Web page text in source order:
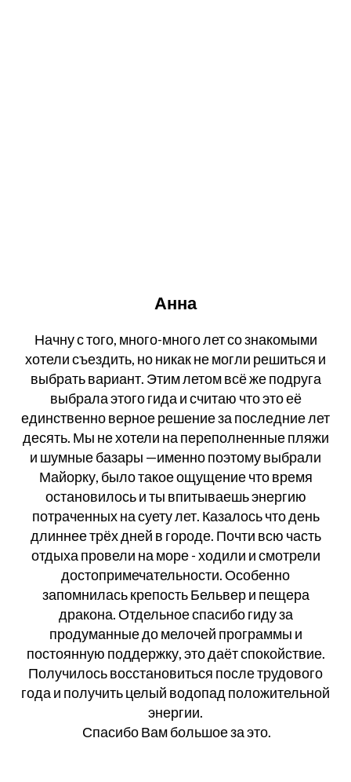
Анна
Начну с того, много-много лет со знакомыми
хотели съездить, но никак не могли решиться и
выбрать вариант. Этим летом всё же подруга
выбрала этого гида и считаю что это её
единственно верное решение за последние лет
десять. Мы не хотели на переполненные пляжи
и шумные базары —именно поэтому выбрали
Майорку, было такое ощущение что время
остановилось и ты впитываешь энергию
потраченных на суету лет. Казалось что день
длиннее трёх дней в городе. Почти всю часть
отдыха провели на море - ходили и смотрели
достопримечательности. Особенно
запомнилась крепость Бельвер и пещера
дракона. Отдельное спасибо гиду за
продуманные до мелочей программы и
постоянную поддержку, это даёт спокойствие.
Получилось восстановиться после трудового
года и получить целый водопад положительной
энергии.
Спасибо Вам большое за это.